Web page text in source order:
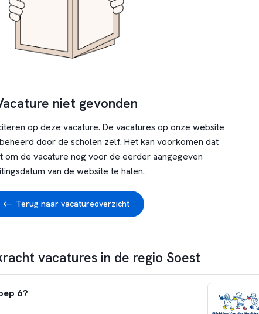
niet gevonden
op deze vacature. De vacatures op onze website
door de scholen zelf. Het kan voorkomen dat
om de vacature nog voor de eerder aangegeven
van de website te halen.
Terug naar vacatureoverzicht
vacatures in de regio Soest
6?